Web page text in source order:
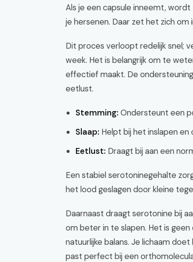
Als je een capsule inneemt,
je hersenen. Daar zet het zich om
Dit proces verloopt redelijk snel;
week. Het is belangrijk om te
effectief maakt. De
eetlust.
Stemming: Ondersteunt een
Slaap: Helpt bij het inslapen en
Eetlust: Draagt bij aan een
Een stabiel serotoninegehalte
het lood geslagen door kleine
Daarnaast draagt serotonine bij
om beter in te slapen. Het is
natuurlijke balans. Je lichaam
past perfect bij een